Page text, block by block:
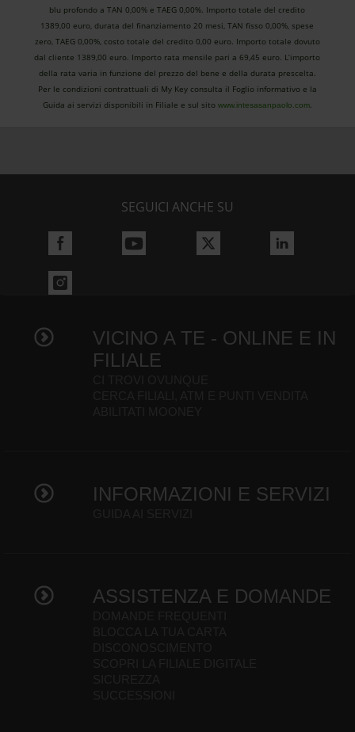
blu profondo a TAN 0,00% e TAEG 0,00%. Importo totale del credito
1389,00 euro, durata del finanziamento 20 mesi, TAN fisso 0,00%, spese
zero, TAEG 0,00%, costo totale del credito 0,00 euro. Importo totale dovuto
dal cliente 1389,00 euro. Importo rata mensile pari a 69,45 euro. L’importo
della rata varia in funzione del prezzo del bene e della durata prescelta.
Per le condizioni contrattuali di My Key consulta il Foglio informativo e la
Guida ai servizi disponibili in Filiale e sul sito www.intesasanpaolo.com.
SEGUICI ANCHE SU
VICINO A TE - ONLINE E IN
FILIALE
INFORMAZIONI E SERVIZI
ASSISTENZA E DOMANDE